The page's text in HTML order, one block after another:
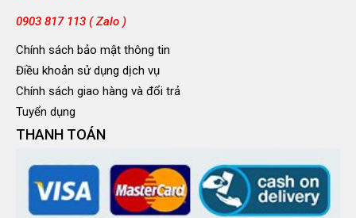
0903 817 113 ( Zalo )
Chính sách bảo mật thông tin
Điều khoản sử dụng dịch vụ
Chính sách giao hàng và đổi trả
Tuyển dụng
THANH TOÁN